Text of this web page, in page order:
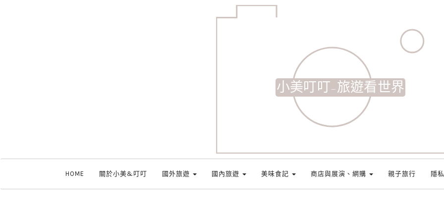
小美叮叮-旅遊看世界
HOME 關於小美&叮叮 國外旅遊 國內旅遊 美味食記 商店與展演、網購 親子旅行 隱